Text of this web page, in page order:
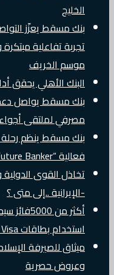
الخليج
بنك مسقط يعزّز
تجربة تفاعلية
موسم الخريف
البنك الأهلي يحقق
بنك مسقط يواصل دعم
مصرفي لملتقى أجواء
بنك مسقط ينظم
فعالية “Future Banker”
تخاذل القوى الدولية
-الإيرانية ..إلى متى ؟
استخدام بطاقات Visa الائتمانية دوليًا
ميثاق للصيرفة
وعروض حصرية